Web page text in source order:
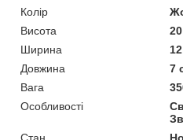
Колір
Висота
Ширина
Довжина
7
Вага
Особливості
Стан